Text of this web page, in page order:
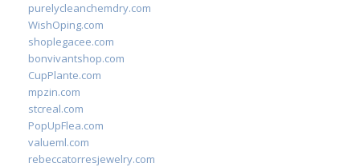
purelycleanchemdry.com
WishOping.com
shoplegacee.com
bonvivantshop.com
CupPlante.com
mpzin.com
stcreal.com
PopUpFlea.com
valueml.com
rebeccatorresjewelry.com